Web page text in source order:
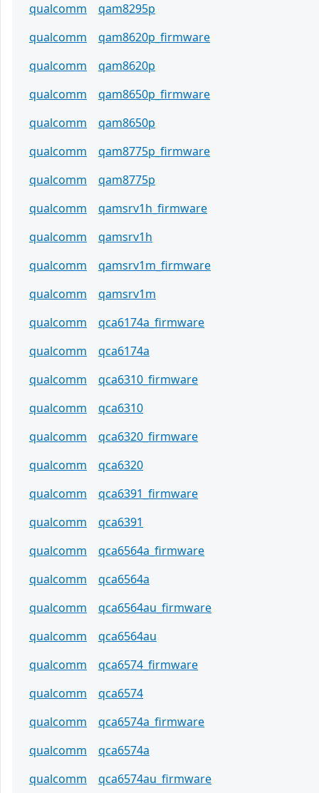
qualcomm
qam8295p
qualcomm
qam8620p_firmware
qualcomm
qam8620p
qualcomm
qam8650p_firmware
qualcomm
qam8650p
qualcomm
qam8775p_firmware
qualcomm
qam8775p
qualcomm
qamsrv1h_firmware
qualcomm
qamsrv1h
qualcomm
qamsrv1m_firmware
qualcomm
qamsrv1m
qualcomm
qca6174a_firmware
qualcomm
qca6174a
qualcomm
qca6310_firmware
qualcomm
qca6310
qualcomm
qca6320_firmware
qualcomm
qca6320
qualcomm
qca6391_firmware
qualcomm
qca6391
qualcomm
qca6564a_firmware
qualcomm
qca6564a
qualcomm
qca6564au_firmware
qualcomm
qca6564au
qualcomm
qca6574_firmware
qualcomm
qca6574
qualcomm
qca6574a_firmware
qualcomm
qca6574a
qualcomm
qca6574au_firmware